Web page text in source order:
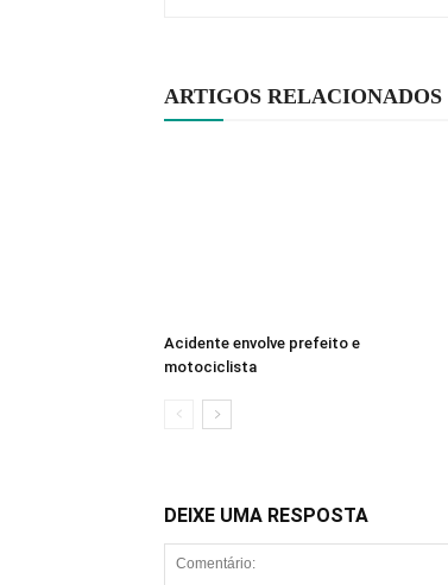
ARTIGOS RELACIONADOS
Acidente envolve prefeito e
motociclista
DEIXE UMA RESPOSTA